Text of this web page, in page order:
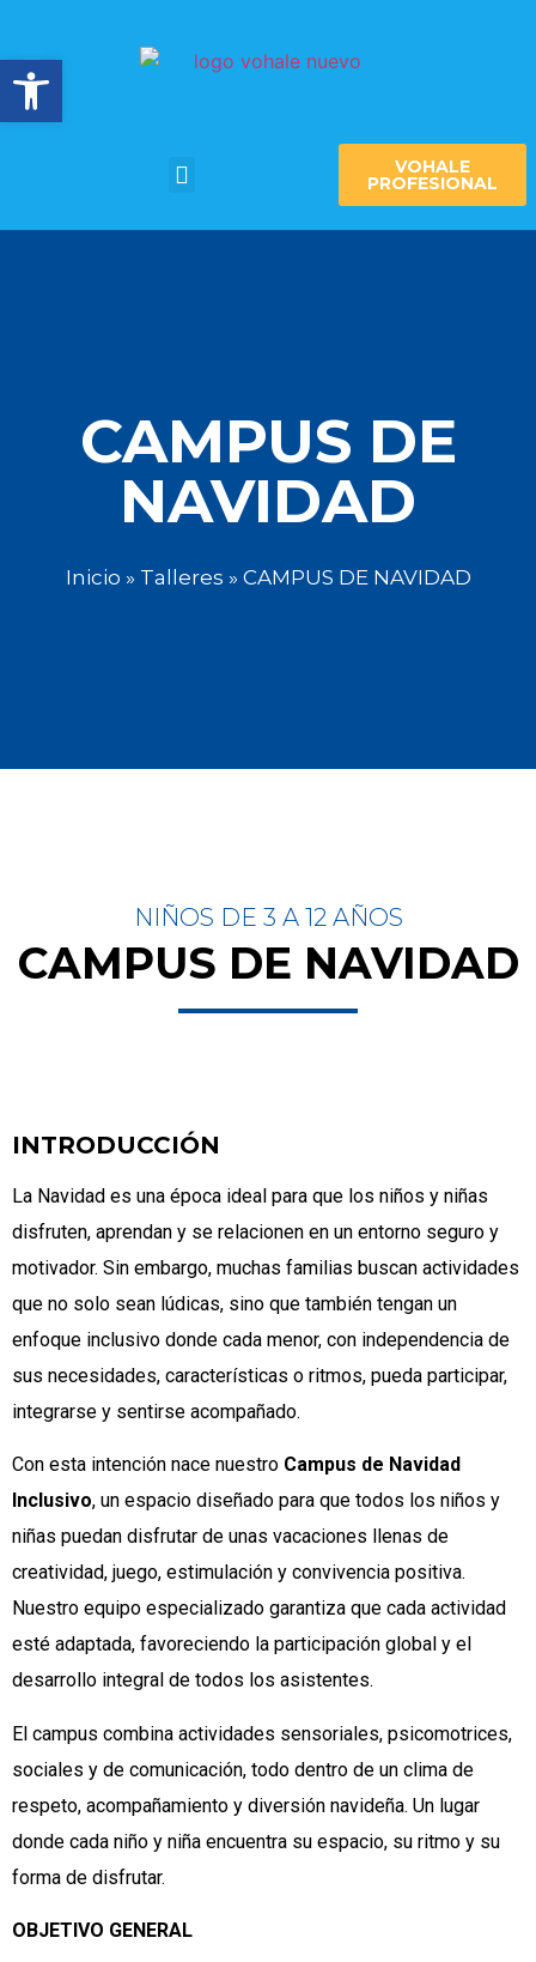
Abrir barra de herramientas
VOHALE
PROFESIONAL
CAMPUS DE
NAVIDAD
Inicio » Talleres » CAMPUS DE NAVIDAD
NIÑOS DE 3 A 12 AÑOS
CAMPUS DE NAVIDAD
INTRODUCCIÓN
La Navidad es una época ideal para que los niños y niñas
disfruten, aprendan y se relacionen en un entorno seguro y
motivador. Sin embargo, muchas familias buscan actividades
que no solo sean lúdicas, sino que también tengan un
enfoque inclusivo donde cada menor, con independencia de
sus necesidades, características o ritmos, pueda participar,
integrarse y sentirse acompañado.
Con esta intención nace nuestro Campus de Navidad
Inclusivo, un espacio diseñado para que todos los niños y
niñas puedan disfrutar de unas vacaciones llenas de
creatividad, juego, estimulación y convivencia positiva.
Nuestro equipo especializado garantiza que cada actividad
esté adaptada, favoreciendo la participación global y el
desarrollo integral de todos los asistentes.
El campus combina actividades sensoriales, psicomotrices,
sociales y de comunicación, todo dentro de un clima de
respeto, acompañamiento y diversión navideña. Un lugar
donde cada niño y niña encuentra su espacio, su ritmo y su
forma de disfrutar.
OBJETIVO GENERAL